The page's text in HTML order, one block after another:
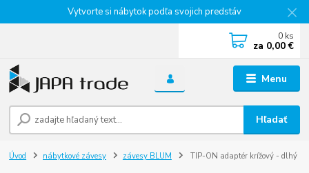
Vytvorte si nábytok podľa svojich predstáv
Menu
Hľadať
0 ks
za 0,00 €
Úvod nábytkové závesy závesy BLUM TIP-ON adaptér krížový - dlhý